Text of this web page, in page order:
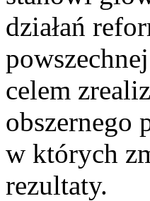
działań
celem
obszernego
w których
rezultaty.